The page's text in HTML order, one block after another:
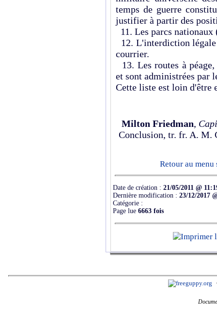
temps de guerre
justifier à partir des
11. Les parcs
12. L'interdiction
courrier.
13. Les routes à
et sont administrées par
Cette liste est loin d'être
Milton Friedman,
Conclusion, tr. fr. A. M.
Retour au menu
Date de création : 21/05/2011 @
Dernière modification : 23/12/2017
Catégorie :
Page lue 6663 fois